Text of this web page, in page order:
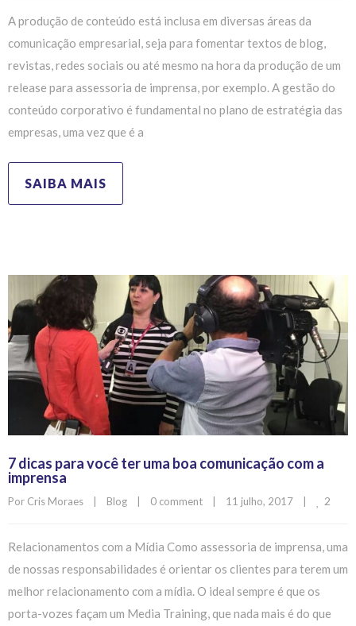
A produção de conteúdo está inclusa em diversas áreas da
comunicação empresarial, seja para fomentar textos de blog,
revistas, redes sociais ou até mesmo na hora da produção de um
release para assessoria de imprensa, por exemplo. A gestão do
conteúdo corporativo é fundamental no plano de estratégia das
empresas, uma vez que é a
SAIBA MAIS
7 dicas para você ter uma boa comunicação com a
imprensa
Por Cris Moraes Blog 0 comment 11 julho, 2017 2
Relacionamentos com a Mídia Como assessoria de imprensa, uma
de nossas responsabilidades é orientar os clientes para terem um
melhor relacionamento com a mídia. O ideal sempre é que os
porta-vozes façam um Media Training, que nada mais é do que